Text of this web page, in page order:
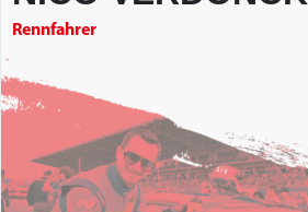
Rennfahrer